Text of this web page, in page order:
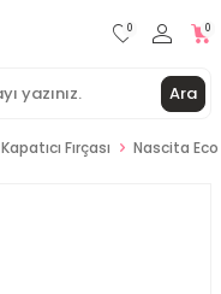
Ara
0 0
Kapatıcı Fırçası Nascita Eco